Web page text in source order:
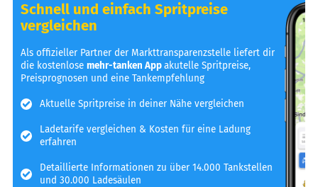
Schnell und einfach Spritpreise
vergleichen
Als offizieller Partner der Markttransparenzstelle liefert dir
die kostenlosemehr-tanken Appakutelle Spritpreise,
Preisprognosen und eine Tankempfehlung
Aktuelle Spritpreise in deiner Nähe vergleichen
Ladetarife vergleichen & Kosten für eine Ladung
erfahren
Detaillierte Informationen zu über 14.000 Tankstellen
und 30.000 Ladesäulen